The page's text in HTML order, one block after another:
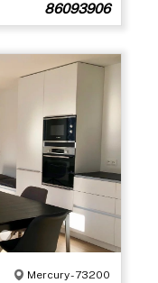
86093906
Mercury - 73200